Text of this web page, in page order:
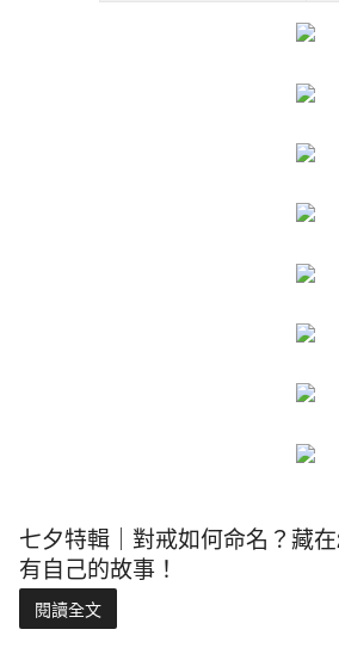
七夕特輯｜對戒如何命名？藏
有自己的故事！
閱讀全文